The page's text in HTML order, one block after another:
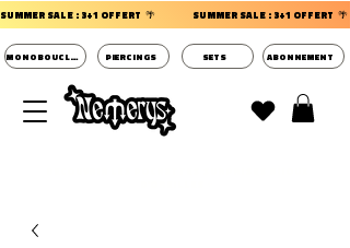
SUMMER SALE : 3+1 OFFERT  🌴
MONOBOUCLES PIERCINGS SETS ABONNEMENT